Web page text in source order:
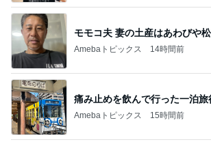
モモコ夫 妻の土産はあわびや
Amebaトピックス 14時間前
痛み止めを飲んで行った一泊旅
Amebaトピックス 15時間前